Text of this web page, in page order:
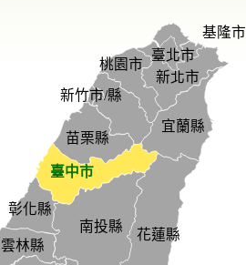
基隆市
新北市
臺北市
桃園市
新竹市/縣
苗栗縣
臺中市
南投縣
彰化縣
雲林縣
宜蘭縣
花蓮縣